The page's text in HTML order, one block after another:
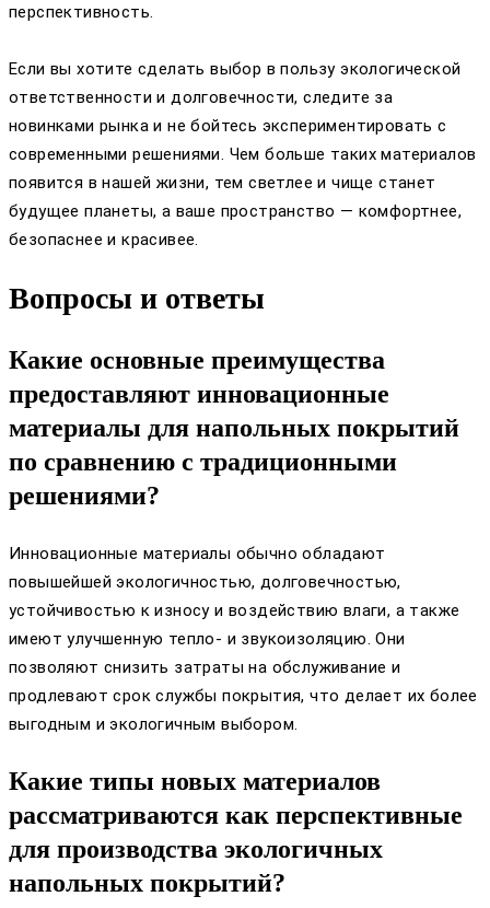
перспективность.
Если вы хотите сделать выбор в пользу экологической
ответственности и долговечности, следите за
новинками рынка и не бойтесь экспериментировать с
современными решениями. Чем больше таких материалов
появится в нашей жизни, тем светлее и чище станет
будущее планеты, а ваше пространство — комфортнее,
безопаснее и красивее.
Вопросы и ответы
Какие основные преимущества
предоставляют инновационные
материалы для напольных покрытий
по сравнению с традиционными
решениями?
Инновационные материалы обычно обладают
повышейшей экологичностью, долговечностью,
устойчивостью к износу и воздействию влаги, а также
имеют улучшенную тепло- и звукоизоляцию. Они
позволяют снизить затраты на обслуживание и
продлевают срок службы покрытия, что делает их более
выгодным и экологичным выбором.
Какие типы новых материалов
рассматриваются как перспективные
для производства экологичных
напольных покрытий?